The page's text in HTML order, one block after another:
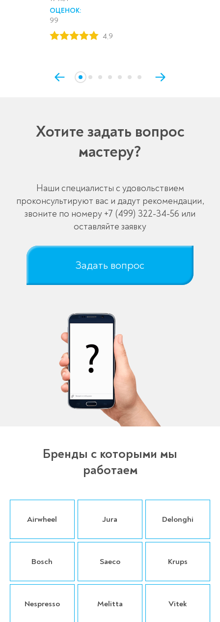
ОЦЕНОК:
99
4,9
Хотите задать вопрос
мастеру?
Наши специалисты с удовольствием
проконсультируют вас и дадут рекомендации,
звоните по номеру +7 (499) 322-34-56 или
оставляйте заявку
Задать вопрос
Бренды с которыми мы
работаем
Airwheel Jura Delonghi
Bosch Saeco Krups
Nespresso Melitta Vitek